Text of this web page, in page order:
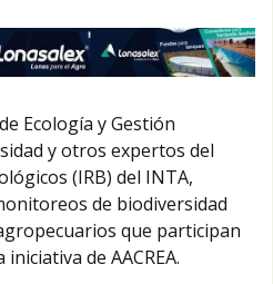
Ecología y Gestión
y otros expertos del
(IRB) del INTA,
de biodiversidad
que participan
de AACREA.